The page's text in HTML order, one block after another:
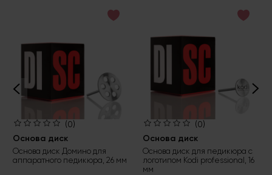
(0)
Основа диск
Основа диск Домино для
аппаратного педикюра, 26 мм
(0)
Основа диск
Основа диск для педикюра с
логотипом Kodi professional, 16
мм